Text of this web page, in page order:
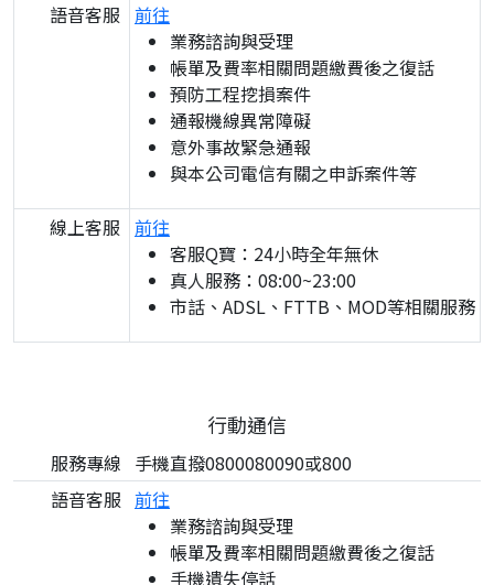
語音客服 前往
業務諮詢與受理
帳單及費率相關問題繳費後之復話
預防工程挖損案件
通報機線異常障礙
意外事故緊急通報
與本公司電信有關之申訴案件等
線上客服 前往
客服Q寶：24小時全年無休
真人服務：08:00~23:00
市話、ADSL、FTTB、MOD等相關服務
行動通信
服務專線 手機直撥0800080090或800
語音客服 前往
業務諮詢與受理
帳單及費率相關問題繳費後之復話
手機遺失停話